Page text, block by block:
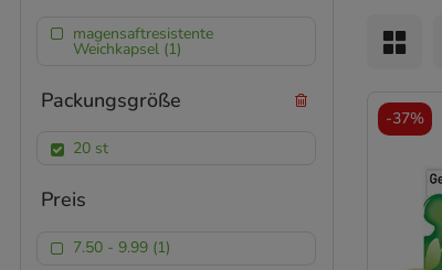
-37%
magensaftresistente
Weichkapsel (1)
Packungsgröße
20 st
Preis
7.50 - 9.99 (1)